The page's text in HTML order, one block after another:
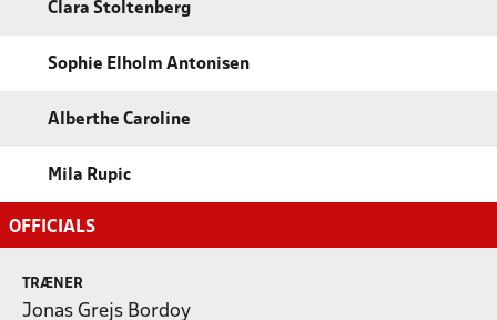
Clara Stoltenberg
Sophie Elholm Antonisen
Alberthe Caroline
Mila Rupic
OFFICIALS
TRÆNER
Jonas Grejs Bordoy